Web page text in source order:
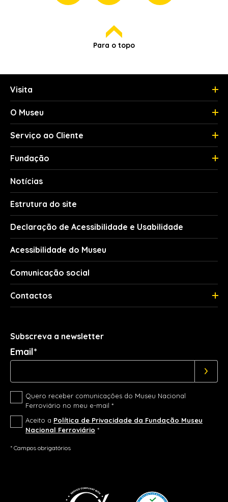
Para o topo
Visita
O Museu
Serviço ao Cliente
Fundação
Notícias
Estrutura do site
Declaração de Acessibilidade e Usabilidade
Acessibilidade do Museu
Comunicação social
Contactos
Subscreva a newsletter
Email*
Quero receber comunicações do Museu Nacional
Ferroviário no meu e-mail *
Aceito a Política de Privacidade da Fundação Museu
Nacional Ferroviário *
* Campos obrigatórios